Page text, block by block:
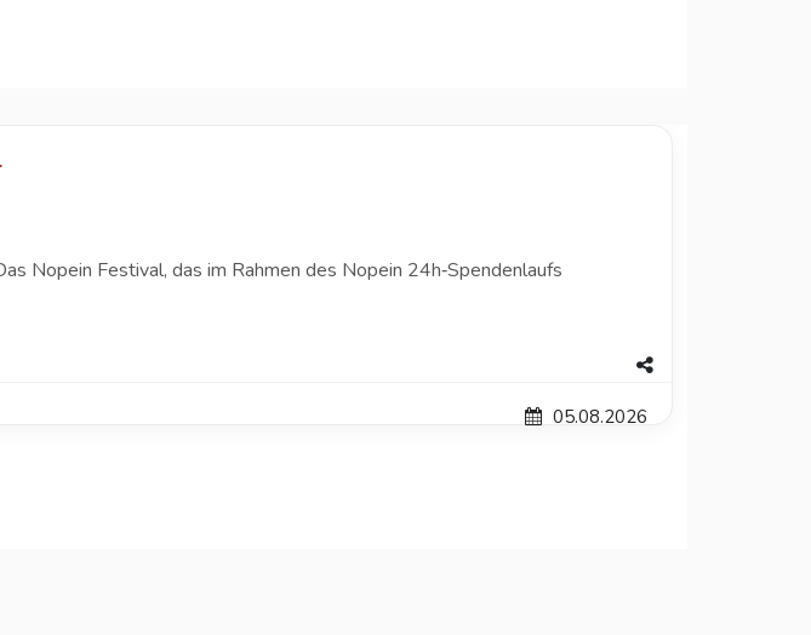
Nopein Festival, das im Rahmen des Nopein 24h‑Spendenlaufs
05.08.2026